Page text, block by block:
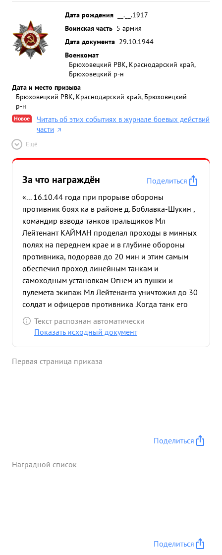
Дата рождения
__.__.1917
Воинская часть 5 армия
Дата документа 29.10.1944
Военкомат
Брюховецкий РВК, Краснодарский край,
Брюховецкий р-н
Дата и место призыва
Брюховецкий РВК, Краснодарский край, Брюховецкий
р-н
Новое
Читать об этих событиях в журнале боевых действий
части
Ещё
За что награждён
Поделиться
«... 16.10.44 года при прорыве обороны
противник боях ка в районе д. Боблавка-Шукин ,
командир взвода танков тральщиков Мл
Лейтенант КАЙМАН проделал проходы в минных
полях на переднем крае и в глубине обороны
противника, подорвав до 20 мин и этим самым
обеспечил проход линейным танкам и
самоходным установкам Огнем из пушки и
пулемета экипаж Мл Лейтенанта уничтожил до 30
солдат и офицеров противника .Когда танк его
подорвался на фугасной мине он был ранен но
не оставил поля бой, а продолжал вести огонь с
Текст распознан автоматически
Показать исходный документ
Первая страница приказа
Поделиться
Наградной список
Поделиться